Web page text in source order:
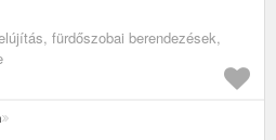
fürdőszobai berendezések,